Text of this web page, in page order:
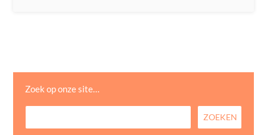
Zoek op onze site…